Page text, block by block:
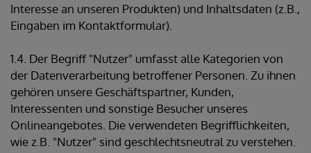
Interesse an unseren Produkten) und Inhaltsdaten (z.B.,
Eingaben im Kontaktformular).
1.4. Der Begriff "Nutzer" umfasst alle Kategorien von
der Datenverarbeitung betroffener Personen. Zu ihnen
gehören unsere Geschäftspartner, Kunden,
Interessenten und sonstige Besucher unseres
Onlineangebotes. Die verwendeten Begrifflichkeiten,
wie z.B. "Nutzer" sind geschlechtsneutral zu verstehen.